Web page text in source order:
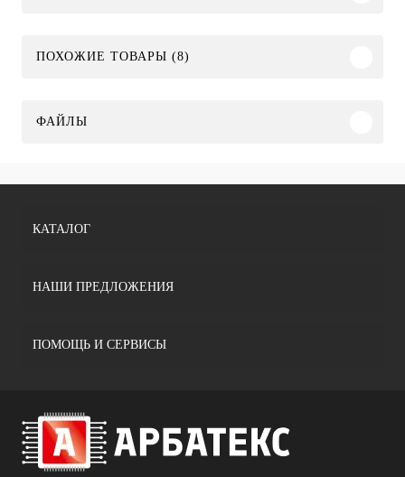
ПОХОЖИЕ ТОВАРЫ (8)
ФАЙЛЫ
КАТАЛОГ
НАШИ ПРЕДЛОЖЕНИЯ
ПОМОЩЬ И СЕРВИСЫ